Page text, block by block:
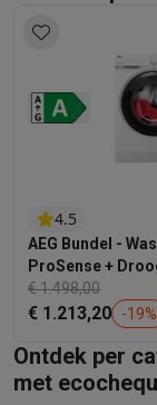
4.5
AEG Bundel -
ProSense +
€ 1.498,00
€ 1.213,20 -19%
Ontdek per
met